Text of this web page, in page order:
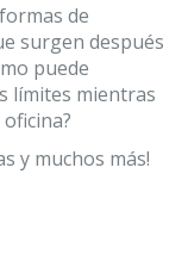
de
surgen después
puede
límites mientras
y muchos más!